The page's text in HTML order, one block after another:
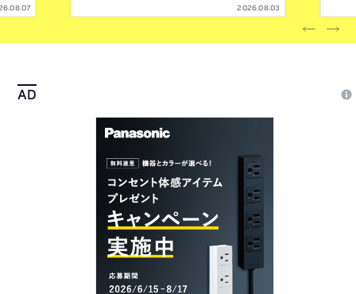
2026.08.03